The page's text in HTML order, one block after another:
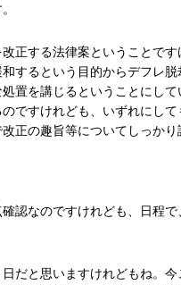
正する法律案ということで
するという目的からデフレ
置を講じるということにし
ですけれども、いずれにし
正の趣旨等についてしっかり
認なのですけれども、日程
日だと思いますけれどもね。